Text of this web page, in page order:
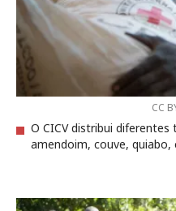
CC
O CICV distribui
amendoim, couve,